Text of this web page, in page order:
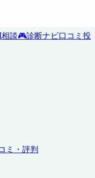
談🎮診断ナビ口コミ投
ミ・評判